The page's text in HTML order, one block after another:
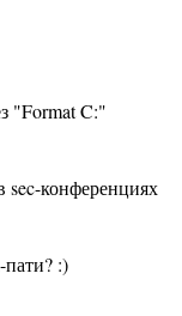
"Format C:"
sec-конференциях
:)